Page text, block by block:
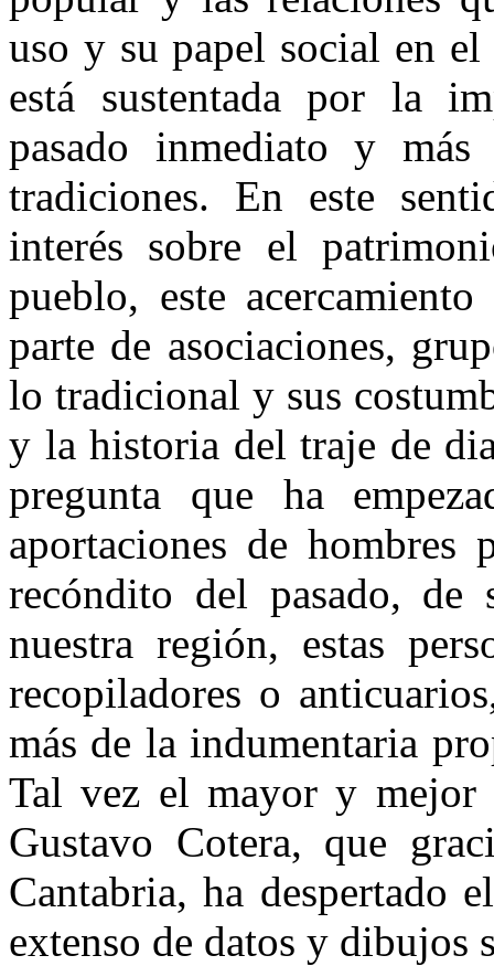
uso y su papel social en
está sustentada por la
pasado inmediato y
tradiciones. En este
interés sobre el
pueblo, este
parte de asociaciones,
lo tradicional y sus
y la historia del traje de
pregunta que ha
aportaciones de hombres
recóndito del pasado, de
nuestra región, estas
recopiladores o
más de la indumentaria
Tal vez el mayor y mejor
Gustavo Cotera, que
Cantabria, ha despertado
extenso de datos y dibujos